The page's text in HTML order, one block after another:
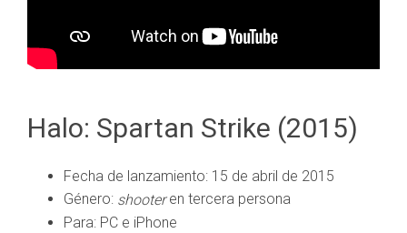
Halo: Spartan Strike (2015)
Fecha de lanzamiento: 15 de abril de 2015
Género: shooteren tercera persona
Para: PC e iPhone